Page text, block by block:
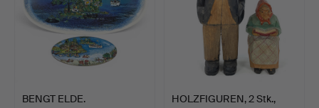
BENGT ELDE.
HOLZFIGUREN, 2 Stk.,